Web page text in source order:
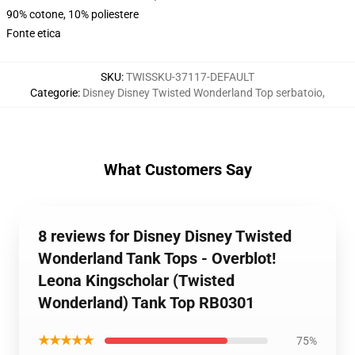
90% cotone, 10% poliestere
Fonte etica
SKU:TWISSKU-37117-DEFAULT
Categorie: Disney Disney Twisted Wonderland Top serbatoio,
What Customers Say
8 reviews for Disney Disney Twisted
Wonderland Tank Tops - Overblot!
Leona Kingscholar (Twisted
Wonderland) Tank Top RB0301
★★★★★ 75%